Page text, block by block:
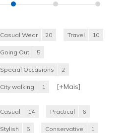
Casual Wear 20 Travel 10
Going Out 5
Special Occasions 2
City walking 1 [+Mais]
Casual 14 Practical 6
Stylish 5 Conservative 1